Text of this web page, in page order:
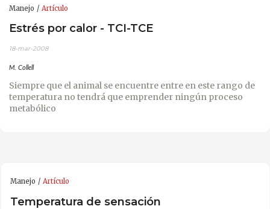
Manejo Artículo
Estrés por calor - TCI-TCE
18-mar-2008
M. Collell
Siempre que el animal se encuentre entre en este rango de
temperatura no tendrá que emprender ningún proceso
metabólico
Manejo Artículo
Temperatura de sensación